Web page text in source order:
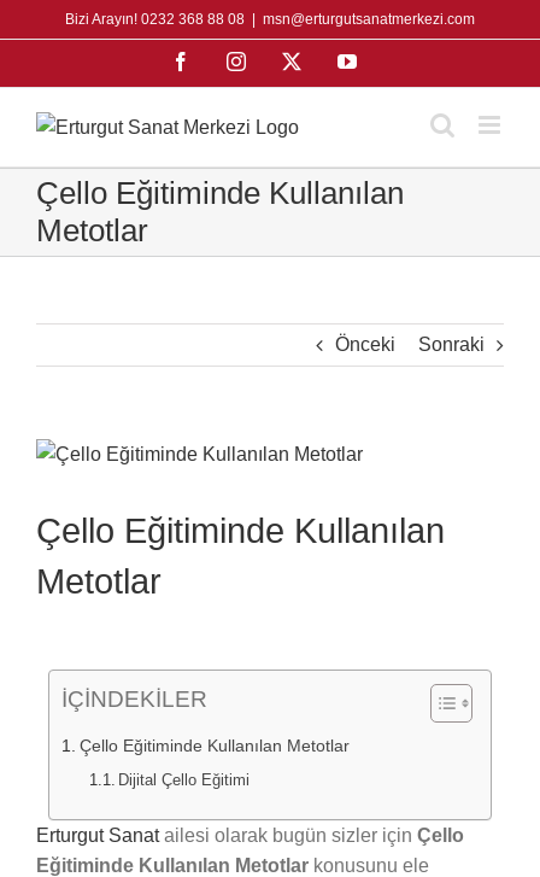
to
Bizi Arayın! 0232 368 88 08 msn@erturgutsanatmerkezi.com
FacebookInstagram YouTube
Çello Eğitiminde Kullanılan
Metotlar
Önceki Sonraki
View
Image
Çello Eğitiminde Kullanılan
Metotlar
İÇİNDEKİLER
Çello Eğitiminde Kullanılan Metotlar
Dijital Çello Eğitimi
Erturgut Sanatailesi olarak bugün sizler için Çello
Eğitiminde Kullanılan Metotlarkonusunu ele